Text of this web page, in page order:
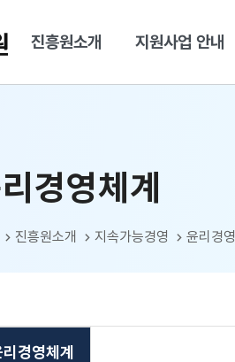
진흥원소개 지원사업 안내
경영체계
진흥원소개 지속가능경영 윤리경영
리경영체계